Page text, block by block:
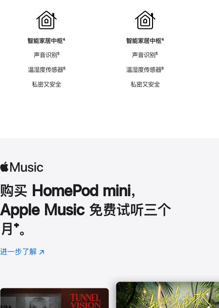
智能家居中枢脚
⁴
声音识别脚
⁵
温湿度传感器脚
⁶
私密又安全
智能家居中枢脚
⁴
声音识别脚
⁵
温湿度传感器脚
⁶
私密又安全
购买 HomePod mini，
Apple Music 免费试听三个
月 脚
注
⁺。
进一步了解 Apple
(在
口
中